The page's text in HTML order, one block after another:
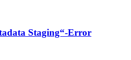
Staging“-Error